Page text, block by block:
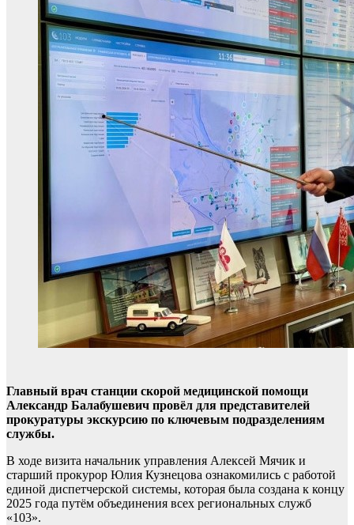
Главный врач станции скорой медицинской помощи
Александр Балабушевич провёл для представителей
прокуратуры экскурсию по ключевым подразделениям
службы.
В ходе визита начальник управления Алексей Мячик и
старший прокурор Юлия Кузнецова ознакомились с работой
единой диспетчерской системы, которая была создана к концу
2025 года путём объединения всех региональных служб
«103».